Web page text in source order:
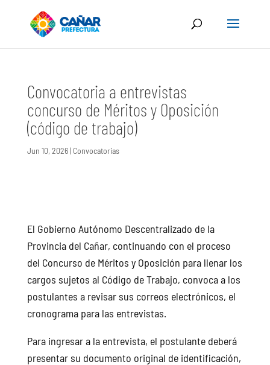
Convocatoria a entrevistas
concurso de Méritos y Oposición
(código de trabajo)
Jun 10, 2026| Convocatorias
El Gobierno Autónomo Descentralizado de la
Provincia del Cañar, continuando con el proceso
del Concurso de Méritos y Oposición para llenar los
cargos sujetos al Código de Trabajo, convoca a los
postulantes a revisar sus correos electrónicos, el
cronograma para las entrevistas.
Para ingresar a la entrevista, el postulante deberá
presentar su documento original de identificación,